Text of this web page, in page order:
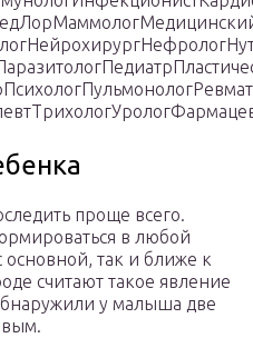
проще всего.
в любой
основной, так и ближе к
считают такое явление
у малыша две